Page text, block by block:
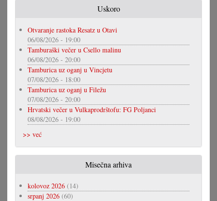
Uskoro
Otvaranje rastoka Resatz u Otavi
06/08/2026 - 19:00
Tamburaški večer u Csello malinu
06/08/2026 - 20:00
Tamburica uz oganj u Vincjetu
07/08/2026 - 18:00
Tamburica uz oganj u Filežu
07/08/2026 - 20:00
Hrvatski večer u Vulkaprodrštofu: FG Poljanci
08/08/2026 - 19:00
>> već
Misečna arhiva
kolovoz 2026 (14)
srpanj 2026 (60)